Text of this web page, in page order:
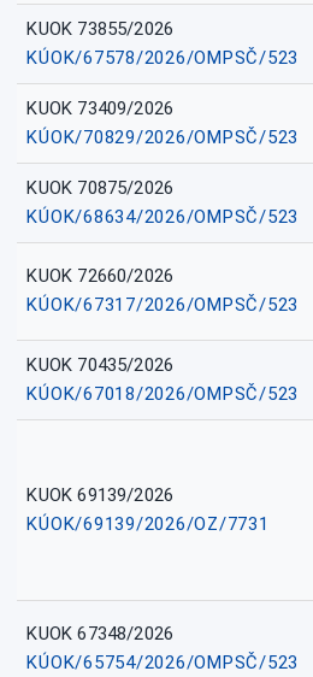
KUOK 73855/2026
KÚOK/67578/2026/OMPSČ/523
KUOK 73409/2026
KÚOK/70829/2026/OMPSČ/523
KUOK 70875/2026
KÚOK/68634/2026/OMPSČ/523
KUOK 72660/2026
KÚOK/67317/2026/OMPSČ/523
KUOK 70435/2026
KÚOK/67018/2026/OMPSČ/523
KUOK 69139/2026
KÚOK/69139/2026/OZ/7731
KUOK 67348/2026
KÚOK/65754/2026/OMPSČ/523